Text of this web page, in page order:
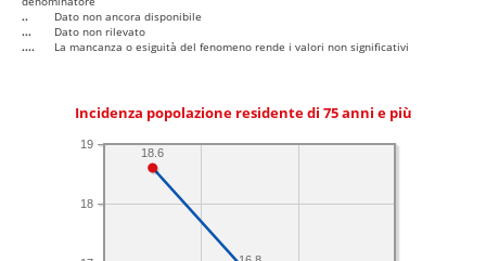
..
Dato non ancora disponibile
...
Dato non rilevato
....
La mancanza o esiguità del fenomeno rende i valori non significativi
Incidenza popolazione residente di 75 anni e più
18
19
18.6